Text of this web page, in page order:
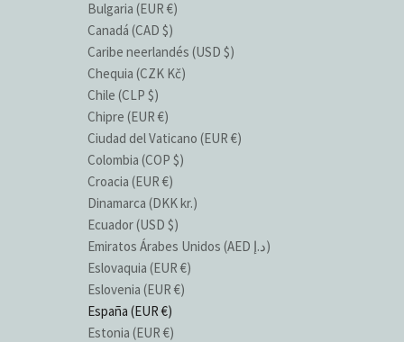
Bulgaria (EUR €)
Canadá (CAD $)
Caribe neerlandés (USD $)
Chequia (CZK Kč)
Chile (CLP $)
Chipre (EUR €)
Ciudad del Vaticano (EUR €)
Colombia (COP $)
Croacia (EUR €)
Dinamarca (DKK kr.)
Ecuador (USD $)
Emiratos Árabes Unidos (AED د.إ)
Eslovaquia (EUR €)
Eslovenia (EUR €)
España (EUR €)
Estonia (EUR €)